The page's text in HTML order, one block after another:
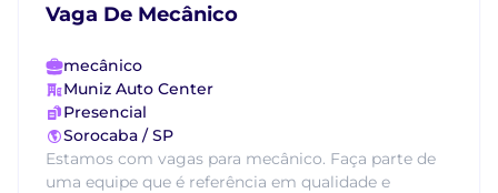
Vaga De Mecânico
mecânico
Muniz Auto Center
Presencial
Sorocaba / SP
Estamos com vagas para mecânico. Faça parte de
uma equipe que é referência em qualidade e